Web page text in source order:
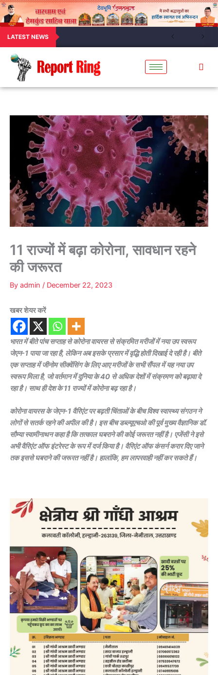
LATEST NEWS
11 राज्यों में बढ़ा कोरोना, सावधान रहने
की जरूरत
By admin / December 22, 2023
खबर शेयर करें
भारत में बीते पांच सप्ताह से कोरोना वायरस से संक्रमित मरीजों में नया उप स्वरूप
जेएन-1 पाया जा रहा है, लेकिन अब इसके प्रसार में वृद्धि होती दिखाई दे रही है। बीते
एक सप्ताह में जीनोम सीक्वेंसिंग के लिए आए मरीजों के सभी सैंपल में यह नया उप
स्वरूप मिला है, जो वर्तमान में दुनिया के 40 से अधिक देशों में संक्रमण को बढ़ावा दे
रहा है। साथ ही देश के 11 राज्यों में कोरोना बढ़ रहा है।
कोरोना वायरस के जेएन-1 वैरिएंट पर बढ़ती चिंताओं के बीच विश्व स्वास्थ्य संगठन ने
लोगों से सतर्क रहने की अपील की है। इस बीच डब्ल्यूएचओ की पूर्व मुख्य वैज्ञानिक डॉ.
सौम्या स्वामीनाथन कहा है कि तत्काल घबराने की कोई जरूरत नहीं है। एजेंसी ने इसे
अभी वैरिएंट ऑफ इंटरेस्ट के रूप में दर्ज किया है। वैरिएंट ऑफ कंसर्न करार दिए जाने
तक इससे घबराने की जरूरत नहीं है। हालांकि, हम लापरवाही नहीं कर सकते हैं।